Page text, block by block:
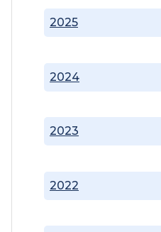
2022
2023
2024
2025